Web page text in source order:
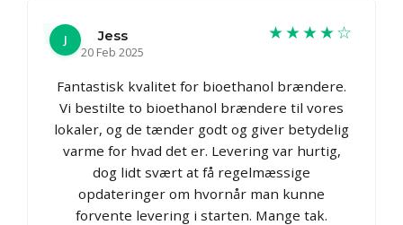
J
Jess
20 Feb 2025
★★★★☆
Fantastisk kvalitet for bioethanol brændere.
Vi bestilte to bioethanol brændere til vores
lokaler, og de tænder godt og giver betydelig
varme for hvad det er. Levering var hurtig,
dog lidt svært at få regelmæssige
opdateringer om hvornår man kunne
forvente levering i starten. Mange tak.